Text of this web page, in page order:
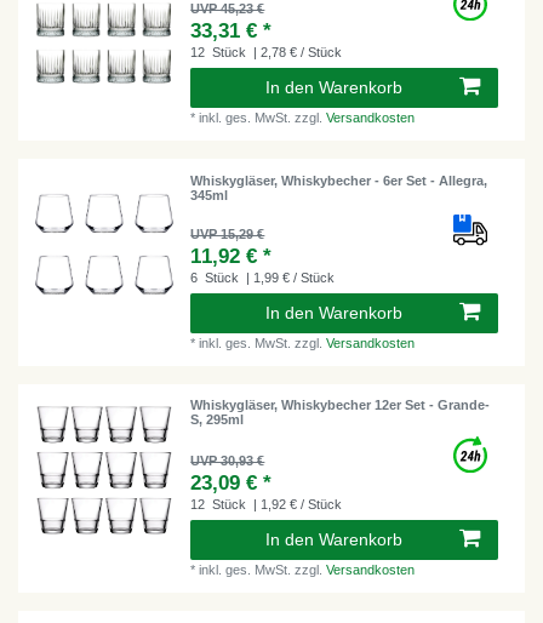
UVP 45,23 €
33,31 € *
12 Stück | 2,78 € / Stück
In den Warenkorb
*inkl. ges. MwSt. zzgl.Versandkosten
Whiskygläser, Whiskybecher - 6er Set - Allegra,
345ml
UVP 15,29 €
11,92 € *
6 Stück | 1,99 € / Stück
In den Warenkorb
*inkl. ges. MwSt. zzgl.Versandkosten
Whiskygläser, Whiskybecher 12er Set - Grande-
S, 295ml
UVP 30,93 €
23,09 € *
12 Stück | 1,92 € / Stück
In den Warenkorb
*inkl. ges. MwSt. zzgl.Versandkosten